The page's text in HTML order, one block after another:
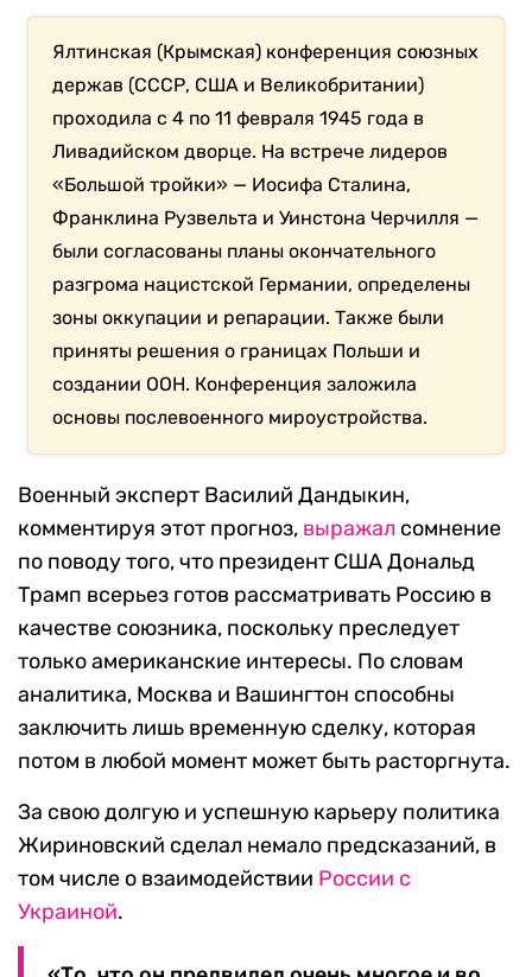
Ялтинская (Крымская) конференция союзных
держав (СССР, США и Великобритании)
проходила с 4 по 11 февраля 1945 года в
Ливадийском дворце. На встрече лидеров
«Большой тройки» — Иосифа Сталина,
Франклина Рузвельта и Уинстона Черчилля —
были согласованы планы окончательного
разгрома нацистской Германии, определены
зоны оккупации и репарации. Также были
приняты решения о границах Польши и
создании ООН. Конференция заложила
основы послевоенного мироустройства.
Военный эксперт Василий Дандыкин,
комментируя этот прогноз, выражал сомнение
по поводу того, что президент США Дональд
Трамп всерьез готов рассматривать Россию в
качестве союзника, поскольку преследует
только американские интересы. По словам
аналитика, Москва и Вашингтон способны
заключить лишь временную сделку, которая
потом в любой момент может быть расторгнута.
За свою долгую и успешную карьеру политика
Жириновский сделал немало предсказаний, в
том числе о взаимодействии России с
Украиной.